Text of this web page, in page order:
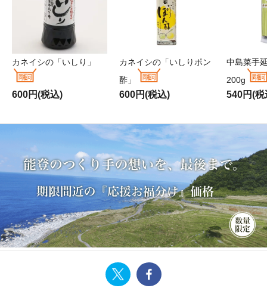
カネイシの「いしり」
600円(税込)
カネイシの「いしりポン
酢」
600円(税込)
中島菜手
200g
540円(税